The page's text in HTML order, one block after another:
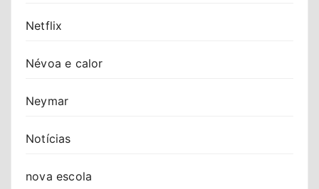
Netflix
Névoa e calor
Neymar
Notícias
nova escola